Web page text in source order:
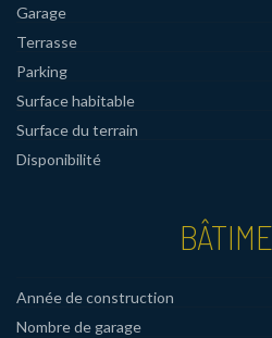
Garage
Terrasse
Parking
Surface habitable
Surface du terrain
Disponibilité
Année de construction
Nombre de garage